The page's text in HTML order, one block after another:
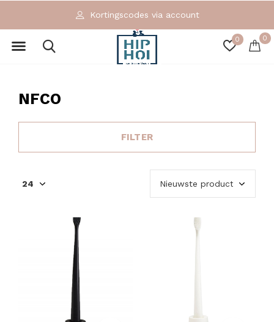
0 0
Kortingscodes via account
NFCO
FILTER